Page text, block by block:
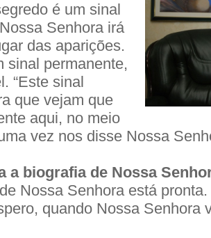
é um sinal
Senhora irá
das aparições.
sinal permanente,
“Este sinal
que vejam que
aqui, no meio
vez nos disse Nossa
a biografia de Nossa
Nossa Senhora está
quando Nossa Senhora